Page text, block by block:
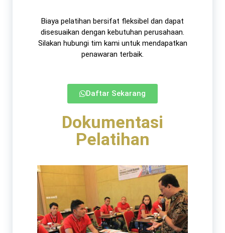
Biaya pelatihan bersifat fleksibel dan dapat
disesuaikan dengan kebutuhan perusahaan.
Silakan hubungi tim kami untuk mendapatkan
penawaran terbaik.​
Daftar Sekarang
Dokumentasi
Pelatihan